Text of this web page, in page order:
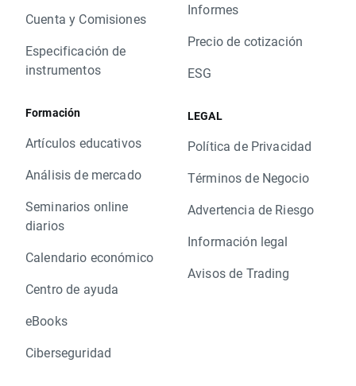
Cuenta y Comisiones
Especificación de
instrumentos
Formación
Artículos educativos
Análisis de mercado
Seminarios online
diarios
Calendario económico
Centro de ayuda
eBooks
Ciberseguridad
Informes
Precio de cotización
ESG
LEGAL
Política de Privacidad
Términos de Negocio
Advertencia de Riesgo
Información legal
Avisos de Trading